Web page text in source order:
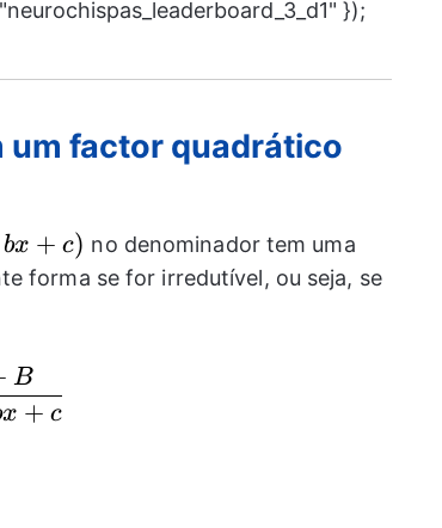
});
um factor quadrático
bx + c) no denominador tem uma
forma se for irredutível, ou seja, se
x + c
B